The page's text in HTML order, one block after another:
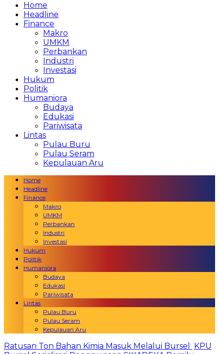
Home
Headline
Finance
Makro
UMKM
Perbankan
Industri
Investasi
Hukum
Politik
Humaniora
Budaya
Edukasi
Pariwisata
Lintas
Pulau Buru
Pulau Seram
Kepulauan Aru
Home
Headline
Finance
Makro
UMKM
Perbankan
Industri
Investasi
Hukum
Politik
Humaniora
Budaya
Edukasi
Pariwisata
Lintas
Pulau Buru
Pulau Seram
Kepulauan Aru
Ratusan Ton Bahan Kimia Masuk Melalui Bursel
KPU